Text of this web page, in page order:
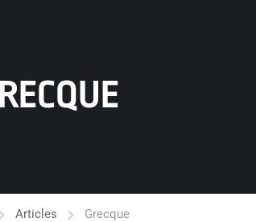
Articles Grecque